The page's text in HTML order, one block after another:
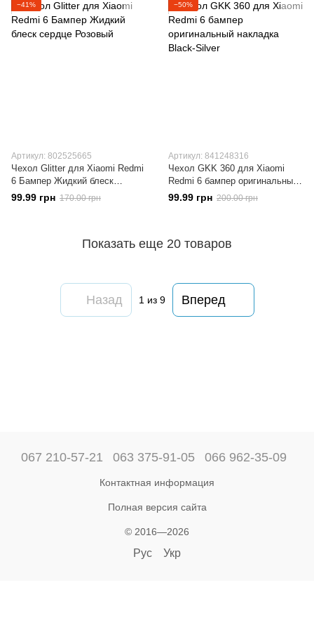
−41%
Артикул: 802525665
Чехол Glitter для Xiaomi Redmi
6 Бампер Жидкий блеск
сердце Розовый
99.99 грн 170.00 грн
−50%
Артикул: 841248316
Чехол GKK 360 для Xiaomi
Redmi 6 бампер оригинальный
накладка Black-Silver
99.99 грн 200.00 грн
Показать еще 20 товаров
Назад 1 из 9 Вперед
067 210-57-21 063 375-91-05 066 962-35-09
Контактная информация
Полная версия сайта
© 2016—2026
Рус Укр